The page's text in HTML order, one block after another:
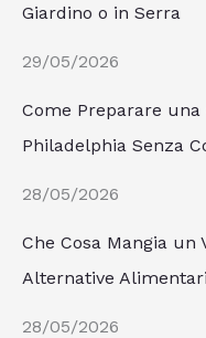
Giardino o in Serra
29/05/2026
Come Preparare una
Philadelphia Senza
28/05/2026
Che Cosa Mangia un
Alternative Alimentari
28/05/2026